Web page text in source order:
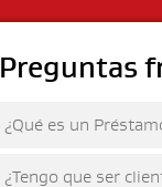
Preguntas
¿Qué es un
¿Tengo que ser